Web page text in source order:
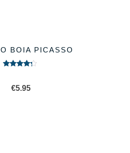
BOIA PICASSO
€5.95